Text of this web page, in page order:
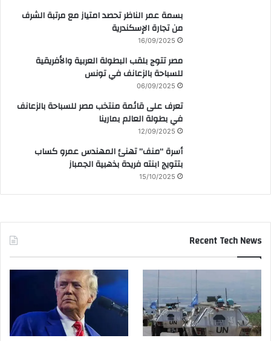
بسمة عمر الناظر تحصد امتياز مع مرتبة الشرف
من تجارة الإسكندرية
16/09/2025
مصر تتوج بلقب البطولة العربية والأفريقية
للسباحة بالزعانف في تونس
06/09/2025
تعرف على قائمة منتخب مصر للسباحة بالزعانف
في بطولة العالم بمارينا
12/09/2025
أسرة “منف” تهنئ المهندس عمرو كساب
بتتويج ابنته فريدة بذهبية الجمباز
15/10/2025
Recent Tech News